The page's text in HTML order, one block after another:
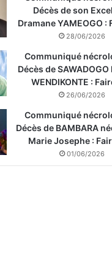
Décès de son
Dramane YAMEOGO :
28/06/2026
Communiqué
Décès de SAWADOGO
WENDIKONTE :
26/06/2026
Communiqué
Décès de BAMBARA
Marie Josephe :
01/06/2026